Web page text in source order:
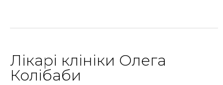
Лікарі клініки Олега
Колібаби